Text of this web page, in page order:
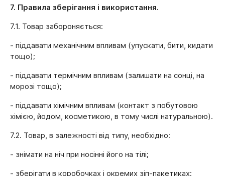
7. Правила зберігання і використання.
7.1. Товар забороняється:
- піддавати механічним впливам (упускати, бити, кидати
тощо);
- піддавати термічним впливам (залишати на сонці, на
морозі тощо);
- піддавати хімічним впливам (контакт з побутовою
хімією, йодом, косметикою, в тому числі натуральною).
7.2. Товар, в залежності від типу, необхідно:
- знімати на ніч при носінні його на тілі;
- зберігати в коробочках і окремих зіп-пакетиках;